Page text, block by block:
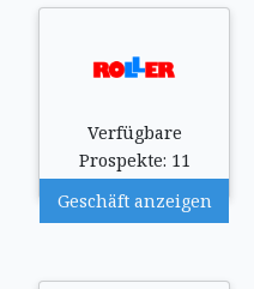
Verfügbare
Prospekte: 11
Geschäft anzeigen